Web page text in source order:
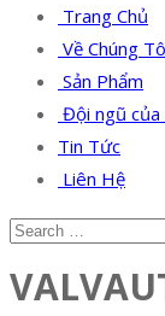
Trang Chủ
Về Chúng
Sản Phẩm
Đội ngũ của
Tin Tức
Liên Hệ